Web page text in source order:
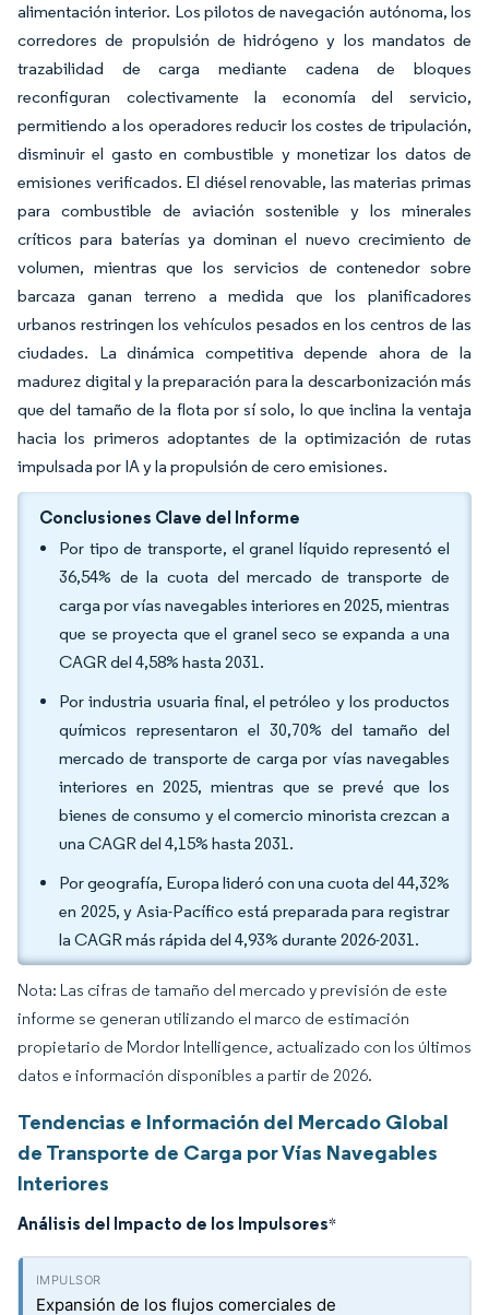
alimentación interior. Los pilotos de navegación autónoma, los
corredores de propulsión de hidrógeno y los mandatos de
trazabilidad de carga mediante cadena de bloques
reconfiguran colectivamente la economía del servicio,
permitiendo a los operadores reducir los costes de tripulación,
disminuir el gasto en combustible y monetizar los datos de
emisiones verificados. El diésel renovable, las materias primas
para combustible de aviación sostenible y los minerales
críticos para baterías ya dominan el nuevo crecimiento de
volumen, mientras que los servicios de contenedor sobre
barcaza ganan terreno a medida que los planificadores
urbanos restringen los vehículos pesados en los centros de las
ciudades. La dinámica competitiva depende ahora de la
madurez digital y la preparación para la descarbonización más
que del tamaño de la flota por sí solo, lo que inclina la ventaja
hacia los primeros adoptantes de la optimización de rutas
impulsada por IA y la propulsión de cero emisiones.
Conclusiones Clave del Informe
Por tipo de transporte, el granel líquido representó el
36,54% de la cuota del mercado de transporte de
carga por vías navegables interiores en 2025, mientras
que se proyecta que el granel seco se expanda a una
CAGR del 4,58% hasta 2031.
Por industria usuaria final, el petróleo y los productos
químicos representaron el 30,70% del tamaño del
mercado de transporte de carga por vías navegables
interiores en 2025, mientras que se prevé que los
bienes de consumo y el comercio minorista crezcan a
una CAGR del 4,15% hasta 2031.
Por geografía, Europa lideró con una cuota del 44,32%
en 2025, y Asia-Pacífico está preparada para registrar
la CAGR más rápida del 4,93% durante 2026-2031.
Nota: Las cifras de tamaño del mercado y previsión de este
informe se generan utilizando el marco de estimación
propietario de Mordor Intelligence, actualizado con los últimos
datos e información disponibles a partir de 2026.
Tendencias e Información del Mercado Global
de Transporte de Carga por Vías Navegables
Interiores
Análisis del Impacto de los Impulsores*
Expansión de los flujos comerciales de